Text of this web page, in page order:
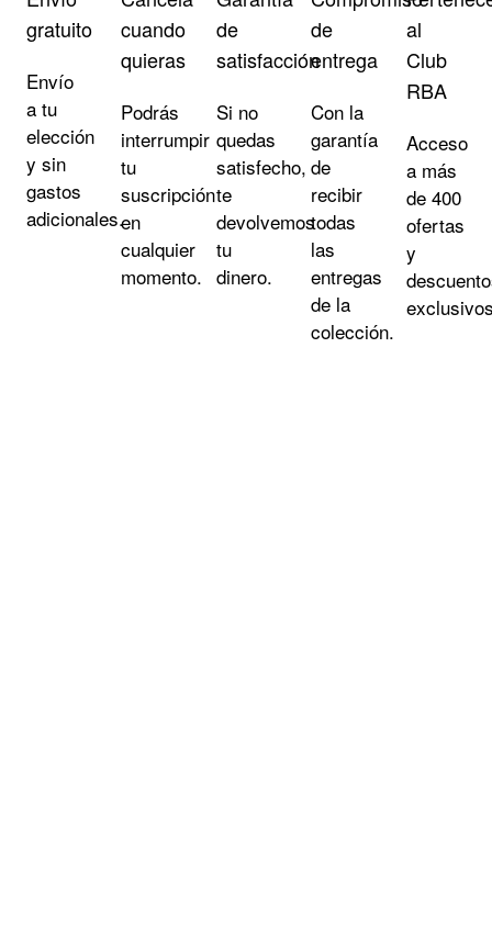
gratuito
Envío
a tu
elección
y sin
gastos
adicionales.
cuando
quieras
Podrás
interrumpir
tu
suscripción
en
cualquier
momento.
de
satisfacción
Si no
quedas
satisfecho,
te
devolvemos
tu
dinero.
de
entrega
Con la
garantía
de
recibir
todas
las
entregas
de la
colección.
al
Club
RBA
Acceso
a más
de 400
ofertas
y